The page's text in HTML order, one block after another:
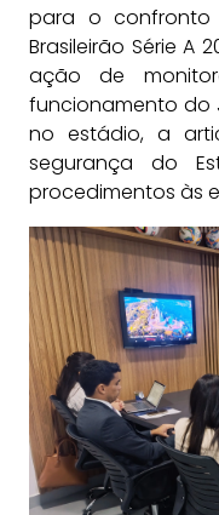
para o confronto
Brasileirão Série A
ação de
funcionamento do
no estádio, a
segurança do
procedimentos às